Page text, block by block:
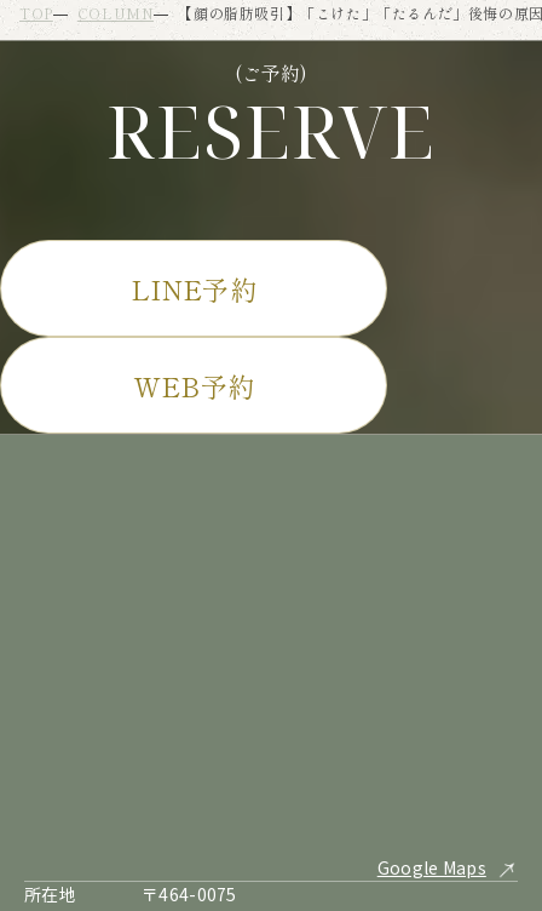
TOP COLUMN 【顔の脂肪吸引】「こけた」「たるんだ」後悔の原
(ご予約)
RESERVE
LINE予約
WEB予約
Google Maps
所在地
〒464-0075